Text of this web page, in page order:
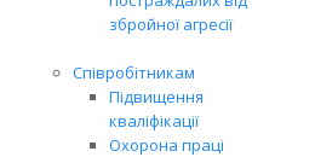
збройної агресії
Співробітникам
Підвищення
кваліфікації
Охорона праці